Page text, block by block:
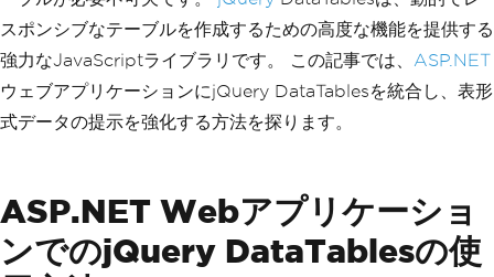
スポンシブなテーブルを作成するための高度な機能を提供する
強力なJavaScriptライブラリです。 この記事では、 ASP.NET
ウェブアプリケーションにjQuery DataTablesを統合し、表形
式データの提示を強化する方法を探ります。
ASP.NET Webアプリケーショ
ンでのjQuery DataTablesの使